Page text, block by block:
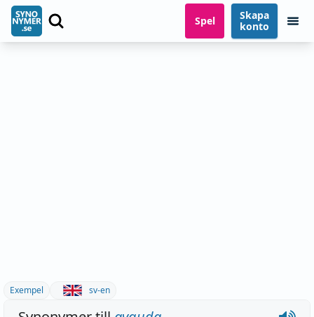
Spel
Skapa
konto
Exempel sv-en